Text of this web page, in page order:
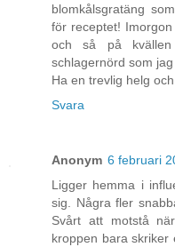
blomkålsgratäng
för receptet!
och så på kvällen
schlagernörd som
Ha en trevlig helg
Svara
Anonym 6 februari
Ligger hemma i
sig. Några fler
Svårt att motstå
kroppen bara